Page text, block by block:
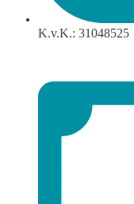
K.v.K.: 31048525